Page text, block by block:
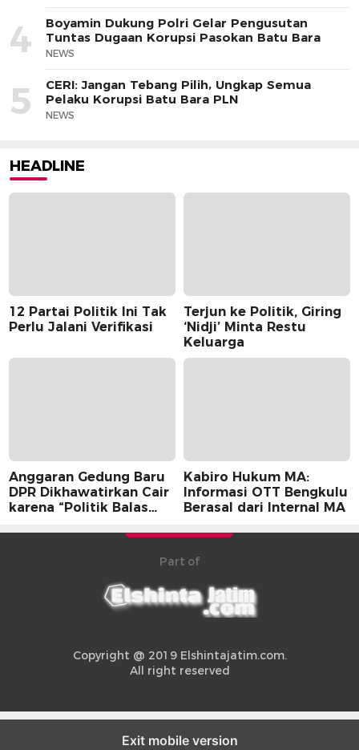
4
Boyamin Dukung Polri Gelar Pengusutan
Tuntas Dugaan Korupsi Pasokan Batu Bara
NEWS
5
CERI: Jangan Tebang Pilih, Ungkap Semua
Pelaku Korupsi Batu Bara PLN
NEWS
HEADLINE
12 Partai Politik Ini Tak
Perlu Jalani Verifikasi
Terjun ke Politik, Giring
‘Nidji’ Minta Restu
Keluarga
Anggaran Gedung Baru
DPR Dikhawatirkan Cair
karena “Politik Balas
Kabiro Hukum MA:
Informasi OTT Bengkulu
Berasal dari Internal MA
Part of
Copyright @ 2019 Elshintajatim.com.
All right reserved
Exit mobile version